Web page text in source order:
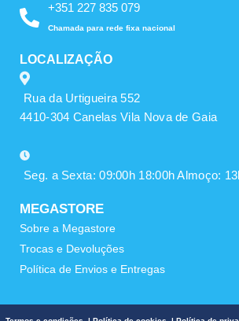
+351 227 835 079
Chamada para rede fixa nacional
LOCALIZAÇÃO
Rua da Urtigueira 552
4410-304 Canelas Vila Nova de Gaia
Seg. a Sexta: 09:00h 18:00h Almoço:
MEGASTORE
Sobre a Megastore
Trocas e Devoluções
Política de Envios e Entregas